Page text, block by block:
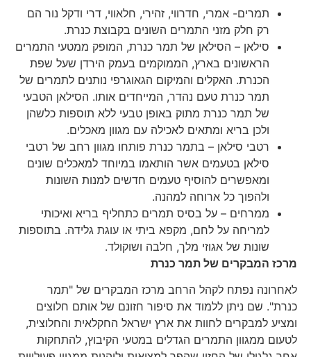
תמרים- אמרי, חדרווי, זהירי, חלאווי, דרי ודקל נור הם
רק חלק מזני התמרים השונים בקבוצת כנרת.
סילאן – הסילאן של תמר כנרת, המופק ממטעי התמרים
הראשונים בארץ, הממוקמים בעמק הירדן שעל שפת
הכנרת. האקלים והמיקום הגאוגרפי נותנים לתמרים של
תמר כנרת טעם נהדר, המייחדים אותו. הסילאן הטבעי
של תמר כנרת מתוק באופן טבעי ללא תוספות כלשהן
ולכן בריא ומתאים לאכילה עם מגוון מאכלים.
רטבי סילאן – בתמר כנרת פותחו מגוון רחב של רטבי
סילאן בטעמים אשר הותאמו במיוחד למאכלים שונים
ומאפשרים להוסיף טעמים חדשים למנות השונות
ולהפוך כל ארוחה למהנה.
ממרחים – על בסיס תמרים כתחליף בריא ואיכותי
למריחה על לחם, מקפא ביתי או עוגת גלידה. בתוספות
שונות של אגוזי מלך, חלבה ושוקולד.
מרכז המבקרים של תמר כנרת
לאחרונה נפתח לקהל הרחב מרכז המבקרים של "תמר
כנרת". שם ניתן ללמוד את סיפור חזונם של אותם חלוצים
ומציע למבקרים לחוות את ארץ ישראל החקלאית והחלוצית,
לטעום ממגוון התמרים הגדלים במטעי הקיבוץ, להתחקות